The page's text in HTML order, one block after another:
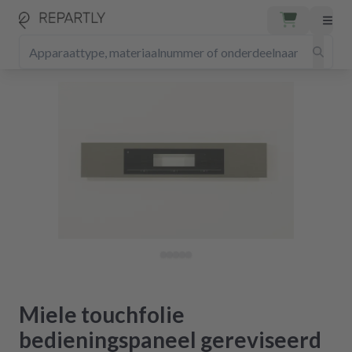
Miele touchfolie
bedieningspaneel gereviseerd